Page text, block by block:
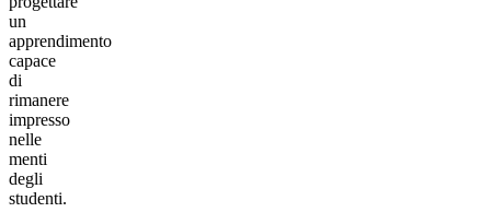
un
apprendimento
capace
di
rimanere
impresso
nelle
menti
degli
studenti.